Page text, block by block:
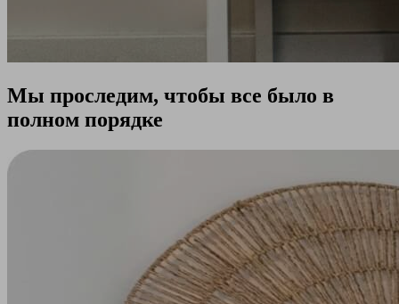
Мы проследим, чтобы все было в
полном порядке